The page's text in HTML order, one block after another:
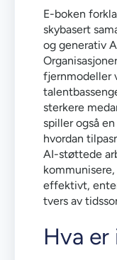
E-boken
skybasert
og generativ
fjernmodeller
sterkere
spiller også
hvordan
AI-støttede
effektivt,
tvers av
Hva